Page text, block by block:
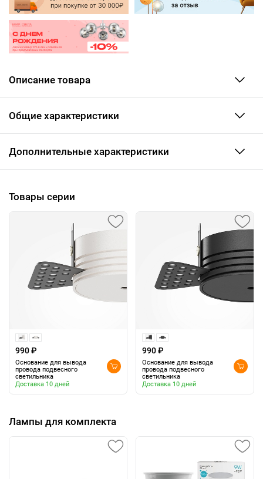
Описание товара
Общие характеристики
Дополнительные характеристики
Товары серии
990 ₽
Основание для вывода
провода подвесного
светильника
Доставка 10 дней
990 ₽
Основание для вывода
провода подвесного
светильника
Доставка 10 дней
Лампы для комплекта